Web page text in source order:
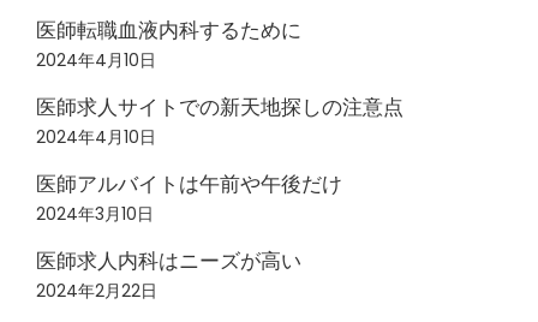
医師転職血液内科するために
2024年4月10日
医師求人サイトでの新天地探しの注意点
2024年4月10日
医師アルバイトは午前や午後だけ
2024年3月10日
医師求人内科はニーズが高い
2024年2月22日